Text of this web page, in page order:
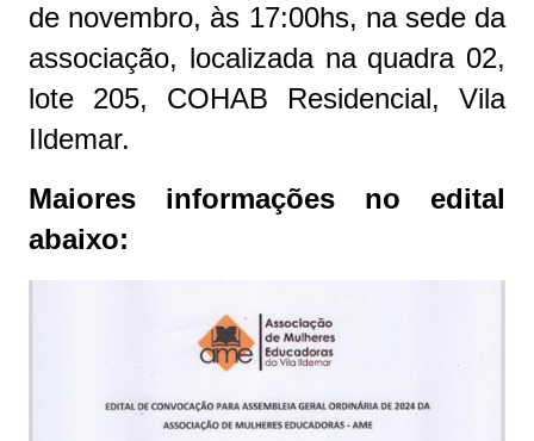
de novembro, às 17:00hs, na sede da
associação, localizada na quadra 02,
lote 205, COHAB Residencial, Vila
Ildemar.
Maiores informações no edital
abaixo: